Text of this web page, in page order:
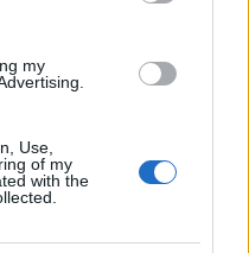
my
Use,
of my
with the
and the Google
Policyand
Terms of